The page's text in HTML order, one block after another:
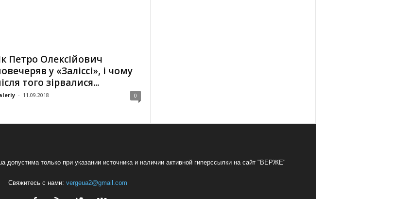
Петро Олексійович
у «Заліссі», і чому
того зірвалися...
- 11.09.2018 0
допустима только при указании источника и наличии активной гиперссылки на сайт "ВЕРЖЕ"
Свяжитесь с нами: vergeua2@gmail.com